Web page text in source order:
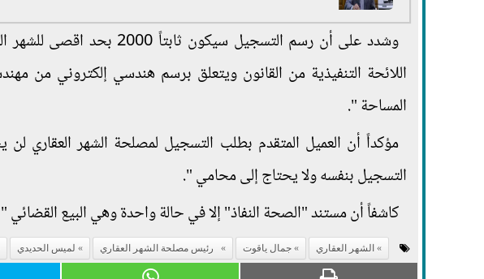
وشدد على أن رسم التسجيل
اللائحة التنفيذية من القانون ويتعلق برسم هندسي إلكتروني من
المساحة ".
مؤكداً أن العميل المتقدم بطلب التسجيل لمصلحة الشهر العقاري
التسجيل بنفسه ولا يحتاج إلى محامي ".
كاشفاً أن مستند "الصحة النفاذ" إلا في حالة واحدة وهي البيع القضائي
الشهر العقاري جمال ياقوت رئيس مصلحة الشهر العقاري لميس الحديدي